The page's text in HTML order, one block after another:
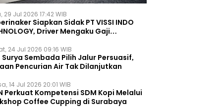
29 Jul 2026 17:42 WIB
Siapkan Sidak PT VISSI INDO
Driver Mengaku Gaji
24 Jul 2026 09:16 WIB
Surya Sembada Pilih Jalur Persuasif,
Pencurian Air Tak Dilanjutkan
14 Jul 2026 20:01 WIB
Perkuat Kompetensi SDM Kopi Melalui
Coffee Cupping di Surabaya